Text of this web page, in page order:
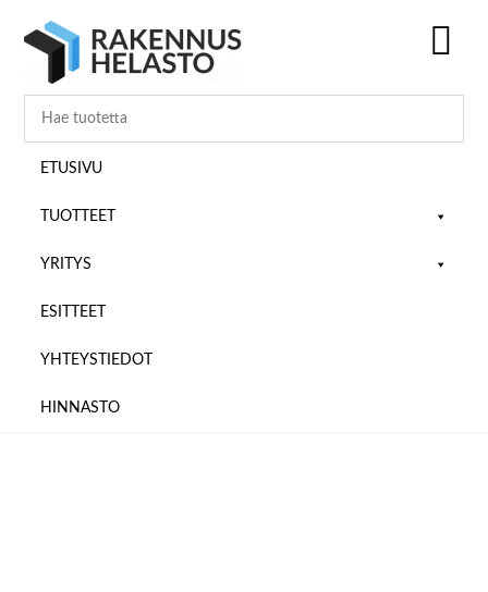
pääsisältöön
ensisijaiseen
alatunnisteeseen
ETUSIVU
TUOTTEET
YRITYS
ESITTEET
YHTEYSTIEDOT
HINNASTO